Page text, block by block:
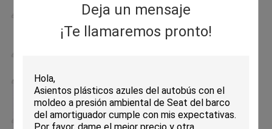
Deja un mensaje
¡Te llamaremos pronto!